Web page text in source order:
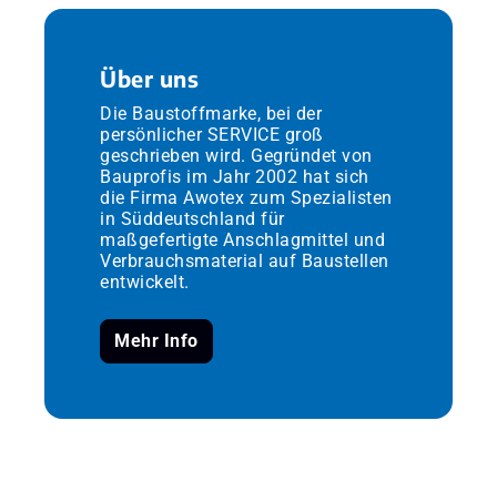
Über uns
Die Baustoffmarke, bei der
persönlicher SERVICE groß
geschrieben wird. Gegründet von
Bauprofis im Jahr 2002 hat sich
die Firma Awotex zum Spezialisten
in Süddeutschland für
maßgefertigte Anschlagmittel und
Verbrauchsmaterial auf Baustellen
entwickelt.
Mehr Info